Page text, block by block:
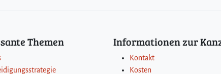
Themen Informationen zur
Kontakt
Kosten